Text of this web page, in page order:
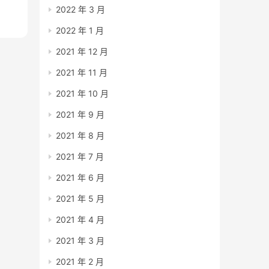
2022 年 3 月
2022 年 1 月
2021 年 12 月
2021 年 11 月
2021 年 10 月
2021 年 9 月
2021 年 8 月
2021 年 7 月
2021 年 6 月
2021 年 5 月
2021 年 4 月
2021 年 3 月
2021 年 2 月